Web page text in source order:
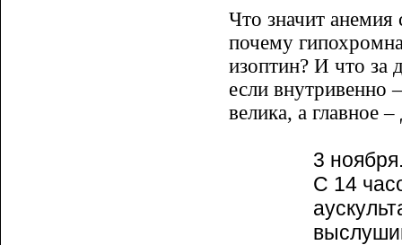
Что значит
почему
изоптин? И что за
если внутривенно
велика, а главное
3
С 14